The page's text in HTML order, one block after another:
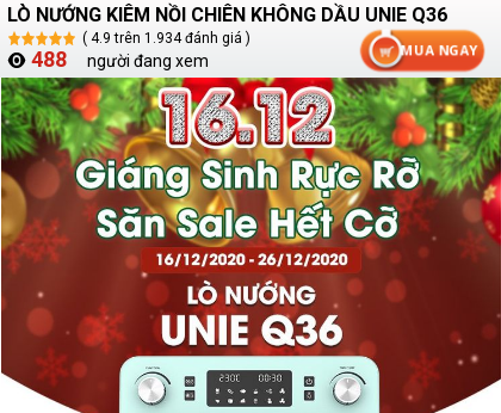
LÒ NƯỚNG KIÊM NỒI CHIÊN KHÔNG DẦU UNIE Q36
( 4.9 trên 1.934 đánh giá )
417 người đang xem
MUA NGAY